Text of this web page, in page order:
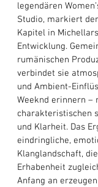
legendären
Studio, markiert
Kapitel in
Entwicklung.
rumänischen
verbindet sie
und Ambient-
Weeknd erinnern –
charakteristischen
und Klarheit. Das
eindringliche,
Klanglandschaft,
Erhabenheit
Anfang an